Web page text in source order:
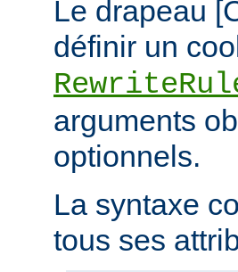
Le drapeau
définir un
arguments
optionnels.
La syntaxe
tous ses